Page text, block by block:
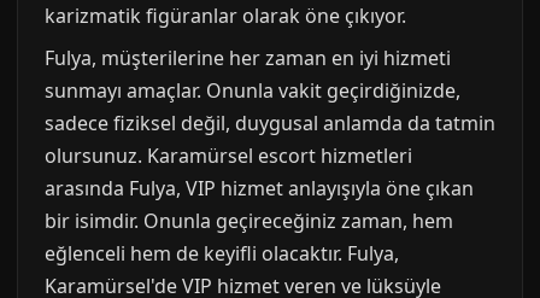
karizmatik figüranlar olarak öne çıkıyor.
Fulya, müşterilerine her zaman en iyi hizmeti
sunmayı amaçlar. Onunla vakit geçirdiğinizde,
sadece fiziksel değil, duygusal anlamda da tatmin
olursunuz. Karamürsel escort hizmetleri
arasında Fulya, VIP hizmet anlayışıyla öne çıkan
bir isimdir. Onunla geçireceğiniz zaman, hem
eğlenceli hem de keyifli olacaktır. Fulya,
Karamürsel'de VIP hizmet veren ve lüksüyle